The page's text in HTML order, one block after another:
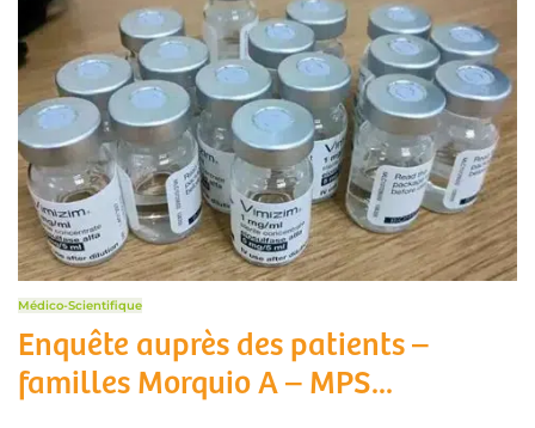
Médico-Scientifique
Enquête auprès des patients –
familles Morquio A – MPS...